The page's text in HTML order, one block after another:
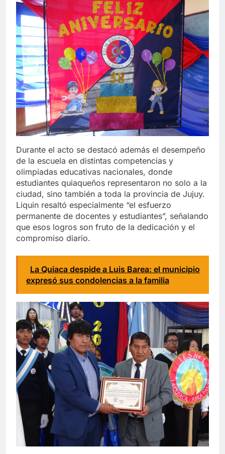
Durante el acto se destacó además el desempeño
de la escuela en distintas competencias y
olimpiadas educativas nacionales, donde
estudiantes quiaqueños representaron no solo a la
ciudad, sino también a toda la provincia de Jujuy.
Liquin resaltó especialmente “el esfuerzo
permanente de docentes y estudiantes”, señalando
que esos logros son fruto de la dedicación y el
compromiso diario.
La Quiaca despide a Luis Barea: el municipio
expresó sus condolencias a la familia